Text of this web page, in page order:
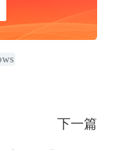
下一篇